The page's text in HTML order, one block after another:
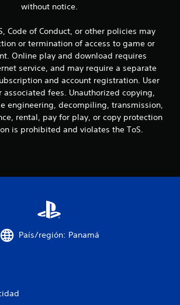
e
n
u
n
t
a
without notice.
Code of Conduct, or other policies may
or termination of access to game or
Online play and download requires
service, and may require a separate
and account registration. User
associated fees. Unauthorized copying,
engineering, decompiling, transmission,
rental, pay for play, or copy protection
is prohibited and violates the ToS.
País/región: Panamá